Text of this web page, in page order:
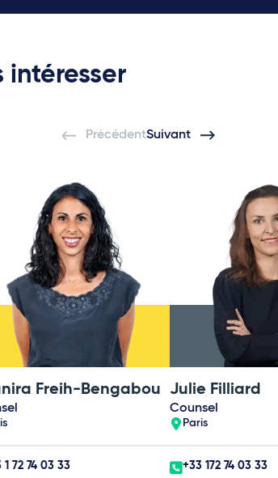
intéresser
PrécédentSuivant
Freih-Bengabou
1 72 74 03 33
Julie Filliard
Counsel
Paris
+33 172 74 03 33